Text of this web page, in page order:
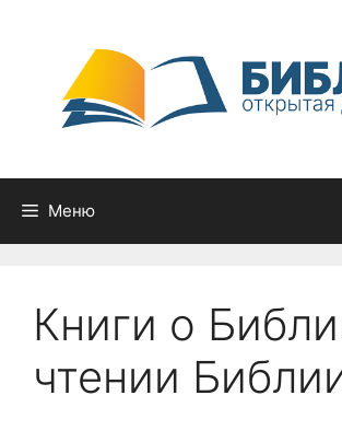
содержимому
Меню
Книги о
чтении